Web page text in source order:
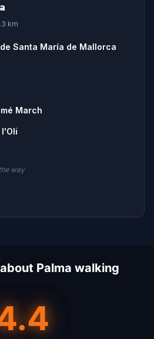
km
Santa María de Mallorca
March
l'Oli
way
Palma walking